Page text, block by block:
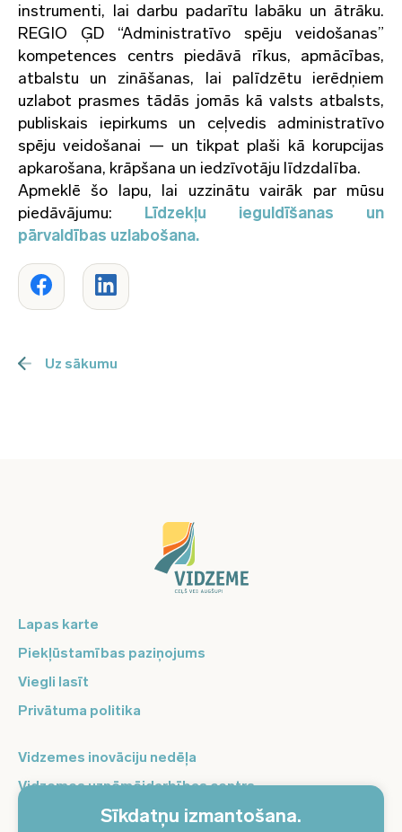
Sīkdatņu izmantošana.
instrumenti, lai darbu padarītu labāku un ātrāku.
REGIO ĢD “Administratīvo spēju veidošanas”
kompetences centrs piedāvā rīkus, apmācības,
atbalstu un zināšanas, lai palīdzētu ierēdņiem
uzlabot prasmes tādās jomās kā valsts atbalsts,
publiskais iepirkums un ceļvedis administratīvo
spēju veidošanai — un tikpat plaši kā korupcijas
apkarošana, krāpšana un iedzīvotāju līdzdalība.
Apmeklē šo lapu, lai uzzinātu vairāk par mūsu
piedāvājumu: Līdzekļu ieguldīšanas un
pārvaldības uzlabošana.
Uz sākumu
Lapas karte
Piekļūstamības paziņojums
Viegli lasīt
Privātuma politika
Vidzemes inovāciju nedēļa
Vidzemes uzņēmējdarbības centrs
Balso Vidzeme